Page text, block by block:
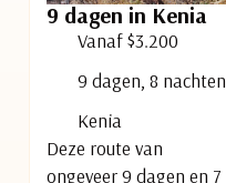
9 dagen in Kenia
Vanaf $3.200
9 dagen, 8 nachten
Kenia
Deze route van
ongeveer 9 dagen en 7